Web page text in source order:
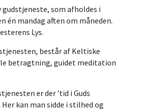
som afholdes i
én mandag aften om måneden.
Lys.
består af Keltiske
betragtning, guidet meditation
er der ’tid i Guds
kan man sidde i stilhed og